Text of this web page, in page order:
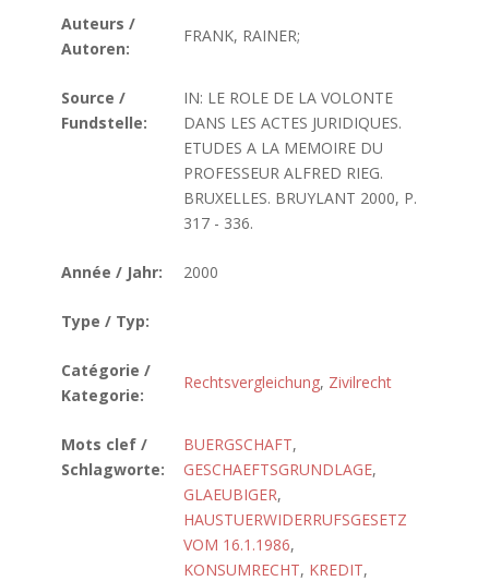
Auteurs /
Autoren:
FRANK, RAINER;
Source /
Fundstelle:
IN: LE ROLE DE LA VOLONTE
DANS LES ACTES JURIDIQUES.
ETUDES A LA MEMOIRE DU
PROFESSEUR ALFRED RIEG.
BRUXELLES. BRUYLANT 2000, P.
317 - 336.
Année / Jahr: 2000
Type / Typ:
Catégorie /
Kategorie:
Rechtsvergleichung, Zivilrecht
Mots clef /
Schlagworte:
BUERGSCHAFT,
GESCHAEFTSGRUNDLAGE,
GLAEUBIGER,
HAUSTUERWIDERRUFSGESETZ
VOM 16.1.1986,
KONSUMRECHT, KREDIT,